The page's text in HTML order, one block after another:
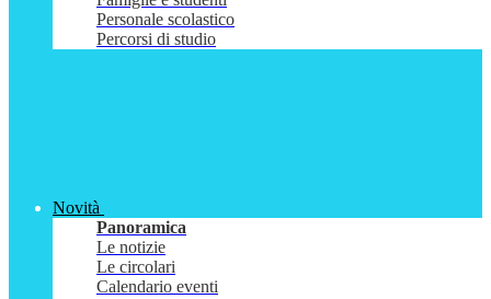
Personale scolastico
Percorsi di studio
Novità
Panoramica
Le notizie
Le circolari
Calendario eventi